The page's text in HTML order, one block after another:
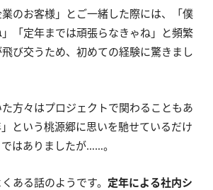
のお客様」とご一緒した際には、「僕
「定年までは頑張らなきゃね」と頻繁
び交うため、初めての経験に驚きまし
方々はプロジェクトで関わることもあ
という桃源郷に思いを馳せているだけ
はありましたが……。
ある話のようです。 定年による社内シ